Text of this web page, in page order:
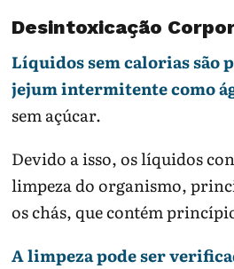
Desintoxicação
Líquidos sem calorias são
jejum intermitente como
sem açúcar.
Devido a isso, os líquidos
limpeza do organismo,
os chás, que contém
A limpeza pode ser